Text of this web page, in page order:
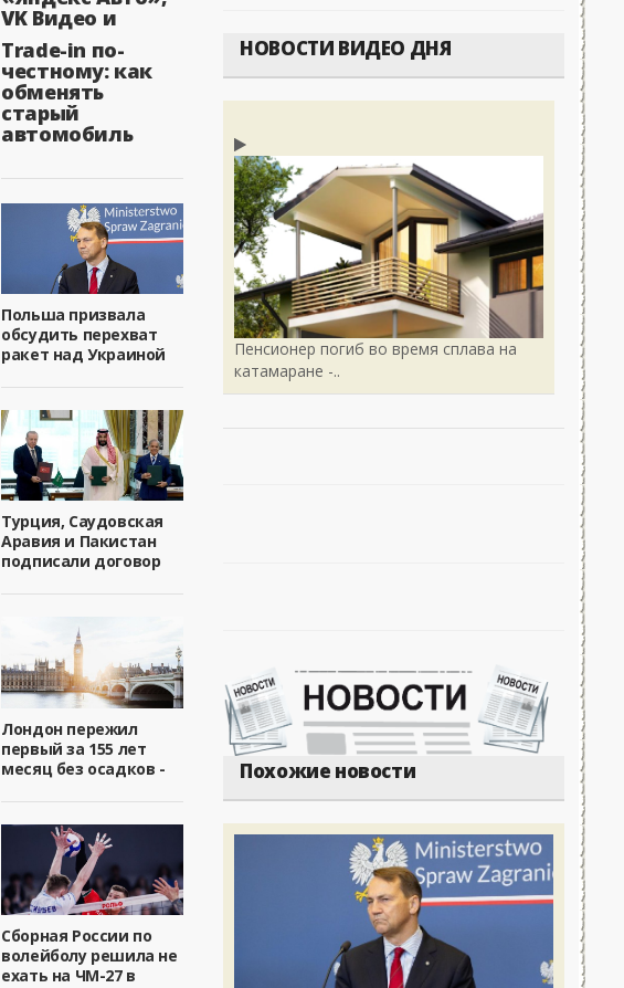
VK Видео и
Trade-in по-
честному: как
обменять
старый
автомобиль
Польша призвала
обсудить перехват
ракет над Украиной
Турция, Саудовская
Аравия и Пакистан
подписали договор
Лондон пережил
первый за 155 лет
месяц без осадков -
Сборная России по
волейболу решила не
ехать на ЧМ-27 в
НОВОСТИ ВИДЕО ДНЯ
Пенсионер погиб во время сплава на
катамаране -..
Похожие новости